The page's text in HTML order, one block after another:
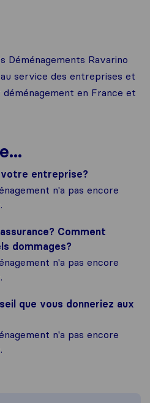
Déménagements Ravarino
service des entreprises et
en France et
entreprise?
n'a pas encore
Comment
dommages?
n'a pas encore
que vous donneriez aux
n'a pas encore